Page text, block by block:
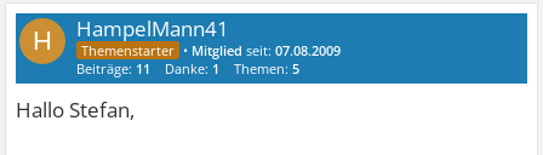
H HampelMann41
• Mitglied seit:07.08.2009
Beiträge: 11 Danke: 1 Themen:5
Hallo Stefan,